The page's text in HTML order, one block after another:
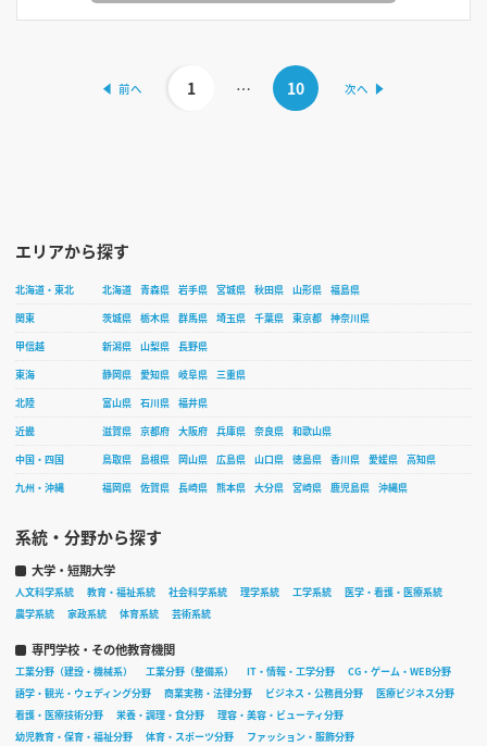
1 … 10
エリアから探す
北海道・東北 北海道 青森県 岩手県 宮城県 秋田県 山形県
福島県
関東
茨城県 栃木県 群馬県 埼玉県 千葉県 東京都
神奈川県
甲信越
新潟県 山梨県
長野県
東海
静岡県 愛知県 岐阜県
三重県
北陸
富山県 石川県
福井県
近畿
滋賀県 京都府 大阪府 兵庫県 奈良県
和歌山県
中国・四国
鳥取県 島根県 岡山県 広島県 山口県 徳島県 香川県 愛媛県
高知県
九州・沖縄
福岡県 佐賀県 長崎県 熊本県 大分県 宮崎県 鹿児島県 沖縄県
系統・分野から探す
大学・短期大学
人文科学系統 教育・福祉系統 社会科学系統 理学系統 工学系統
医学・看護・医療系統
農学系統
家政系統 体育系統 芸術系統
専門学校・その他教育機関
工業分野（建設・機械系） 工業分野（整備系） IT・情報・工学分野
CG・ゲーム・WEB分野
語学・観光・ウェディング分野
商業実務・法律分野 ビジネス・公務員分野
医療ビジネス分野
看護・医療技術分野
栄養・調理・食分野
理容・美容・ビューティ分野
幼児教育・保育・福祉分野
体育・スポーツ分野
ファッション・服飾分野